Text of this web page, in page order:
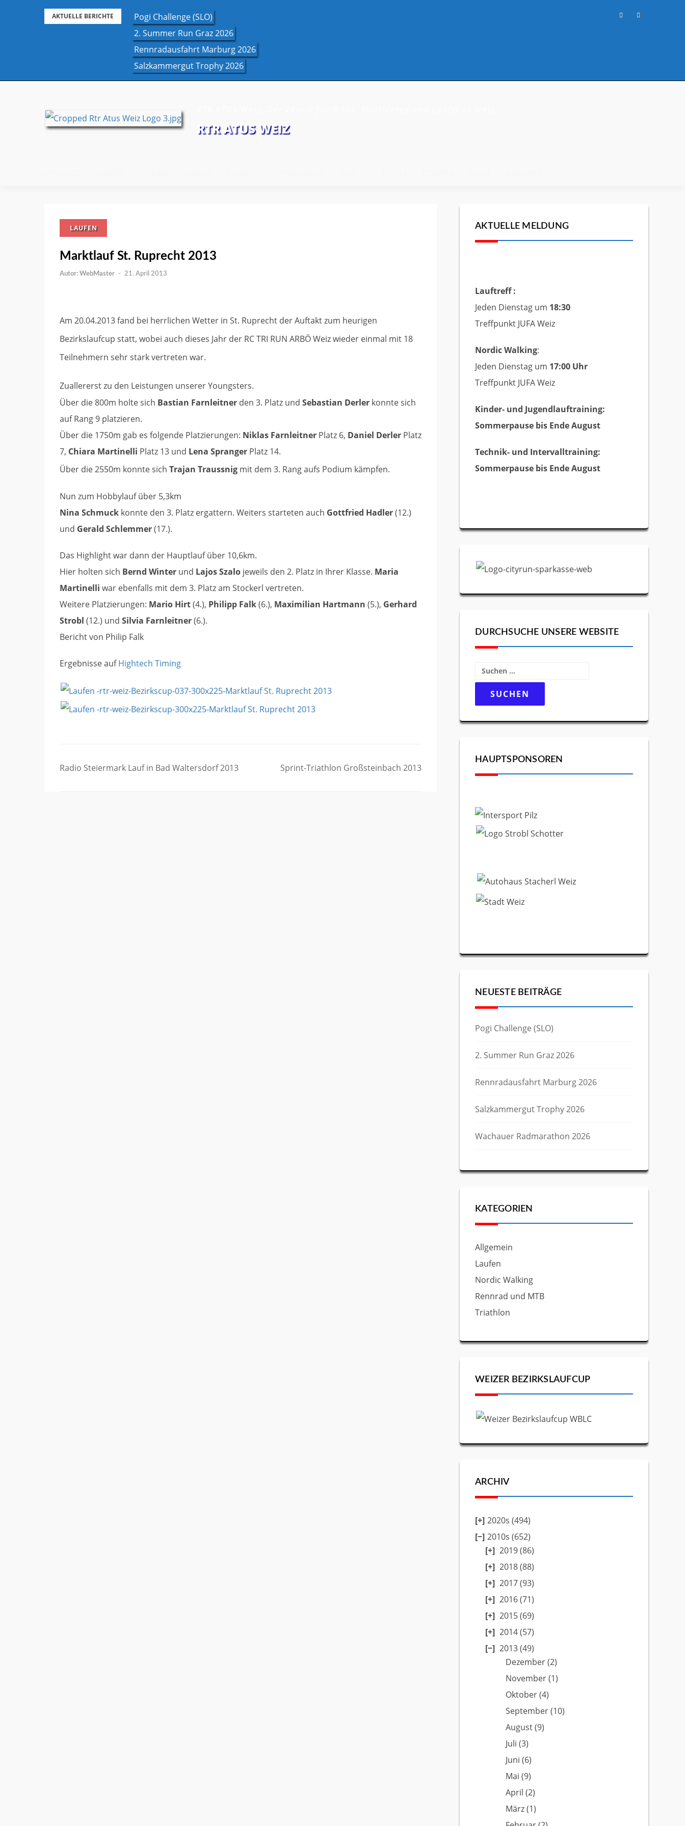
AKTUELLE BERICHTE
Pogi Challenge (SLO)
2. Summer Run Graz 2026
Rennradausfahrt Marburg 2026
Salzkammergut Trophy 2026
RTR ATUS WEIZ
LAUFEN
Marktlauf St. Ruprecht 2013
WebMaster - 21. April 2013
Am 20.04.2013 fand bei herrlichen Wetter in St. Ruprecht der Auftakt zum heurigen
Bezirkslaufcup statt, wobei auch dieses Jahr der RC TRI RUN ARBÖ Weiz wieder einmal mit 18
Teilnehmern sehr stark vertreten war.
Zuallererst zu den Leistungen unserer Youngsters.
Über die 800m holte sich Bastian Farnleitner den 3. Platz und Sebastian Derler konnte sich
auf Rang 9 platzieren.
Über die 1750m gab es folgende Platzierungen: Niklas Farnleitner Platz 6, Daniel Derler Platz
7, Chiara Martinelli Platz 13 und Lena Spranger Platz 14.
Über die 2550m konnte sich Trajan Traussnig mit dem 3. Rang aufs Podium kämpfen.
Nun zum Hobbylauf über 5,3km
Nina Schmuck konnte den 3. Platz ergattern. Weiters starteten auch Gottfried Hadler(12.)
und Gerald Schlemmer(17.).
Das Highlight war dann der Hauptlauf über 10,6km.
Hier holten sich Bernd Winter und Lajos Szalo jeweils den 2. Platz in Ihrer Klasse. Maria
Martinelli war ebenfalls mit dem 3. Platz am Stockerl vertreten.
Weitere Platzierungen: Mario Hirt(4.), Philipp Falk(6.), Maximilian Hartmann (5.), Gerhard
Strobl (12.) und Silvia Farnleitner(6.).
Bericht von Philip Falk
Ergebnisse aufHightech Timing
Beitragsnavigation
Radio Steiermark Lauf in Bad Waltersdorf 2013 Sprint-Triathlon Großsteinbach 2013
AKTUELLE MELDUNG
Lauftreff :
Jeden Dienstag um 18:30
Treffpunkt JUFA Weiz
Nordic Walking:
Jeden Dienstag um 17:00 Uhr
Treffpunkt JUFA Weiz
Kinder- und Jugendlauftraining:
Sommerpause bis Ende August
Technik- und Intervalltraining:
Sommerpause bis Ende August
DURCHSUCHE UNSERE WEBSITE
Suchen
nach:
HAUPTSPONSOREN
NEUESTE BEITRÄGE
Pogi Challenge (SLO)
2. Summer Run Graz 2026
Rennradausfahrt Marburg 2026
Salzkammergut Trophy 2026
Wachauer Radmarathon 2026
KATEGORIEN
Allgemein
Laufen
Nordic Walking
Rennrad und MTB
Triathlon
WEIZER BEZIRKSLAUFCUP
ARCHIV
2020s (494)
2010s (652)
2019(86)
2018(88)
2017(93)
2016(71)
2015(69)
2014(57)
2013(49)
Dezember(2)
November(1)
Oktober(4)
September(10)
August(9)
Juli (3)
Juni (6)
Mai (9)
April (2)
März(1)